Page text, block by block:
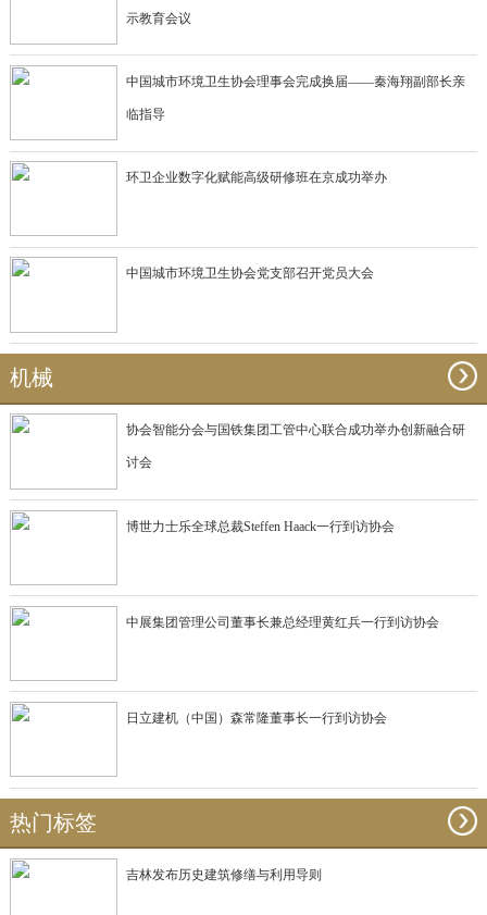
示教育会议
中国城市环境卫生协会理事会完成换届——秦海翔副部长亲
临指导
环卫企业数字化赋能高级研修班在京成功举办
中国城市环境卫生协会党支部召开党员大会
机械
协会智能分会与国铁集团工管中心联合成功举办创新融合研
讨会
博世力士乐全球总裁Steffen Haack一行到访协会
中展集团管理公司董事长兼总经理黄红兵一行到访协会
日立建机（中国）森常隆董事长一行到访协会
热门标签
吉林发布历史建筑修缮与利用导则